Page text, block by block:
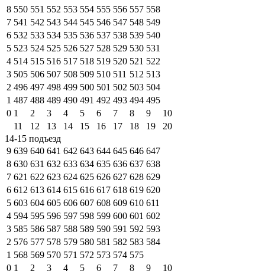
8 550 551 552 553 554 555 556 557 558
7 541 542 543 544 545 546 547 548 549
6 532 533 534 535 536 537 538 539 540
5 523 524 525 526 527 528 529 530 531
4 514 515 516 517 518 519 520 521 522
3 505 506 507 508 509 510 511 512 513
2 496 497 498 499 500 501 502 503 504
1 487 488 489 490 491 492 493 494 495
0 1 2 3 4 5 6 7 8 9
10
11
12 13 14 15 16 17 18 19
20
14-15 подъезд
9 639 640 641 642 643 644 645 646 647
8 630 631 632 633 634 635 636 637 638
7 621 622 623 624 625 626 627 628 629
6 612 613 614 615 616 617 618 619 620
5 603 604 605 606 607 608 609 610 611
4 594 595 596 597 598 599 600 601 602
3 585 586 587 588 589 590 591 592 593
2 576 577 578 579 580 581 582 583 584
1 568 569 570 571 572 573 574 575
0 1 2 3 4 5 6 7 8 9
10